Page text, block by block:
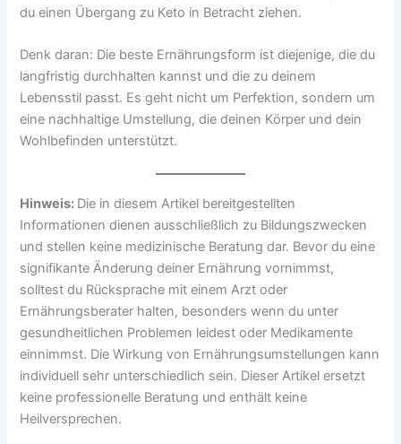
du einen Übergang zu Keto in Betracht ziehen.
Denk daran: Die beste Ernährungsform ist diejenige, die du
langfristig durchhalten kannst und die zu deinem
Lebensstil passt. Es geht nicht um Perfektion, sondern um
eine nachhaltige Umstellung, die deinen Körper und dein
Wohlbefinden unterstützt.
Hinweis: Die in diesem Artikel bereitgestellten
Informationen dienen ausschließlich zu Bildungszwecken
und stellen keine medizinische Beratung dar. Bevor du eine
signifikante Änderung deiner Ernährung vornimmst,
solltest du Rücksprache mit einem Arzt oder
Ernährungsberater halten, besonders wenn du unter
gesundheitlichen Problemen leidest oder Medikamente
einnimmst. Die Wirkung von Ernährungsumstellungen kann
individuell sehr unterschiedlich sein. Dieser Artikel ersetzt
keine professionelle Beratung und enthält keine
Heilversprechen.